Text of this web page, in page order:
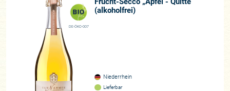
DE-ÖKO-007
(alkoholfrei)
Niederrhein
Lieferbar